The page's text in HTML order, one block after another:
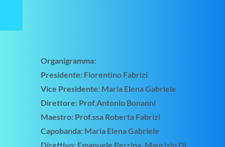
Organigramma:
Presidente: Fiorentino Fabrizi
Vice Presidente: Maria Elena Gabriele
Direttore: Prof.Antonio Bonanni
Maestro: Prof.ssa Roberta Fabrizi
Capobanda: Maria Elena Gabriele
Direttivo: Emanuele Perrina, Maurizio Di